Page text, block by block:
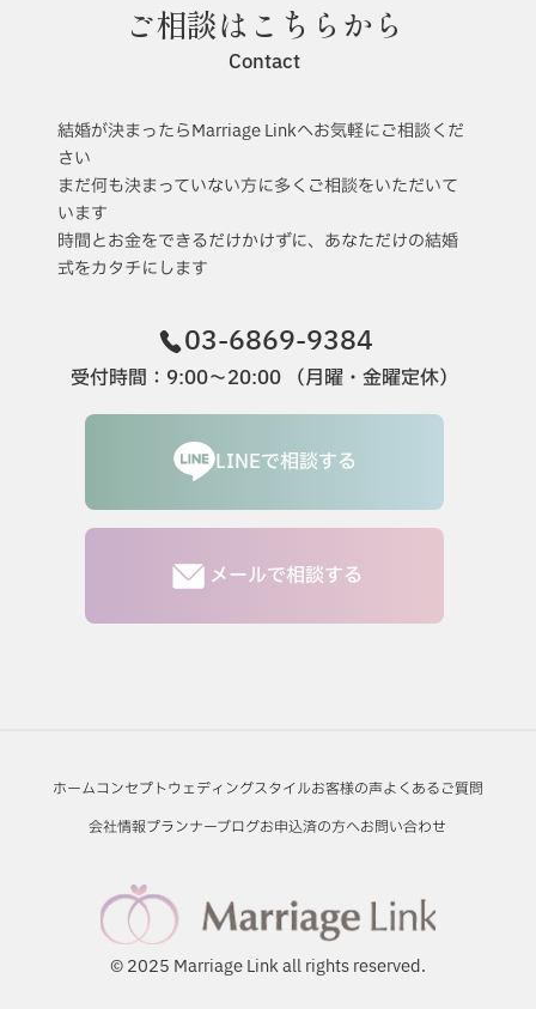
バンクーバー視察レポート2024
ご相談はこちらから
Contact
結婚が決まったらMarriage Linkへお気軽にご相談くだ
さい
まだ何も決まっていない方に多くご相談をいただいて
います
時間とお金をできるだけかけずに、あなただけの結婚
式をカタチにします
03-6869-9384
受付時間：9:00〜20:00 （月曜・金曜定休）
LINEで相談する
メールで相談する
ホームコンセプトウェディングスタイルお客様の声よくあるご質問
会社情報プランナーブログお申込済の方へお問い合わせ
© 2025 Marriage Link all rights reserved.